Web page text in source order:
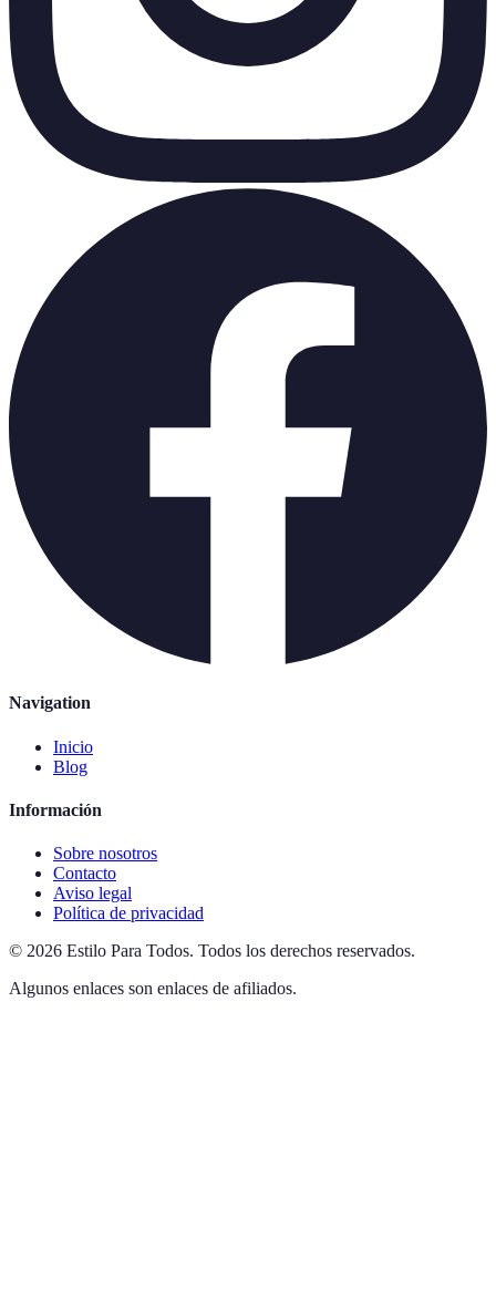
Navigation
Inicio
Blog
Información
Sobre nosotros
Contacto
Aviso legal
Política de privacidad
© 2026 Estilo Para Todos. Todos los derechos reservados.
Algunos enlaces son enlaces de afiliados.